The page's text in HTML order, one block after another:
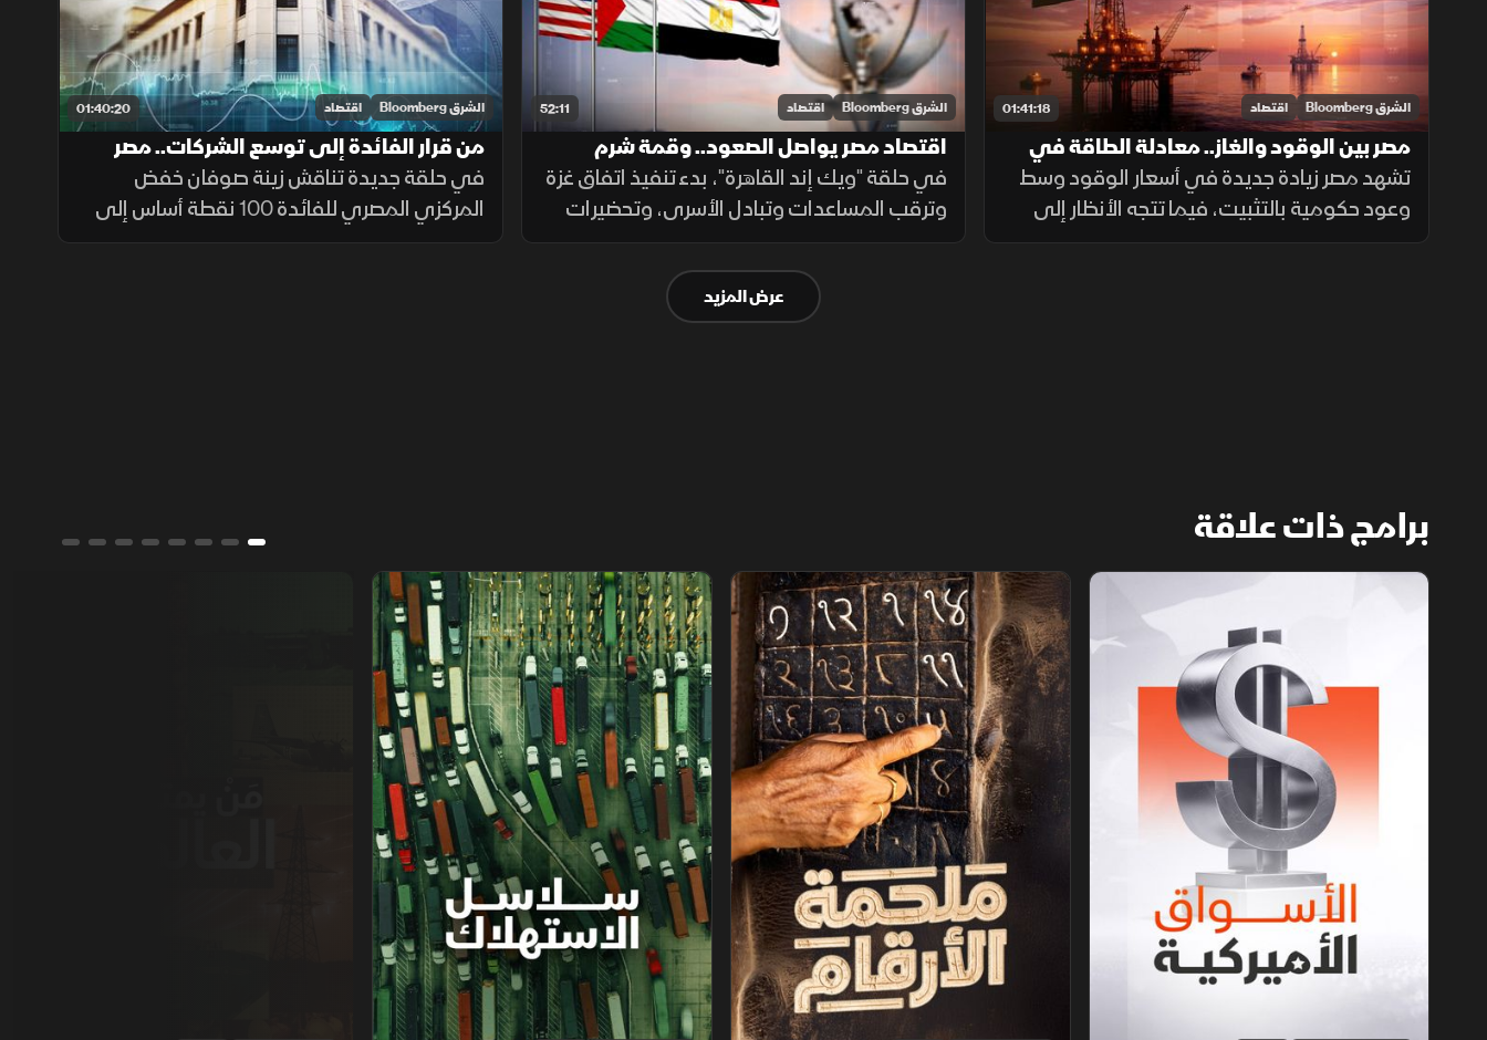
01:41:18 الشرق Bloomberg اقتصاد
مصر بين الوقود والغاز.. معادلة الطاقة في
زمن التوتر
تشهد مصر زيادة جديدة في أسعار الوقود وسط
وعود حكومية بالتثبيت، فيما تتجه الأنظار إلى
اكتشافات الغاز في المتوسط والبحر الأحمر،
52:11 الشرق Bloomberg اقتصاد
اقتصاد مصر يواصل الصعود.. وقمة شرم
الشيخ توحد الرؤى
في حلقة "ويك إند القاهرة"، بدء تنفيذ اتفاق غزة
وترقب المساعدات وتبادل الأسرى، وتحضيرات
قمة شرم الشيخ. البنك الدولي يرفع توقعاته
للاقتصاد المصري و"مارس" تضخ استثمارًا أميركيًا
01:40:20 الشرق Bloomberg اقتصاد
من قرار الفائدة إلى توسع الشركات.. مصر
على خريطة الاستثمارات
في حلقة جديدة تناقش زينة صوفان خفض
المركزي المصري للفائدة 100 نقطة أساس إلى
22%، وخطط خليجية لاستثمار مليار دولار في
عرض المزيد
برامج ذات علاقة
الأسواق الأميركية ملحمة الأرقام سلاسل الاستهلاك